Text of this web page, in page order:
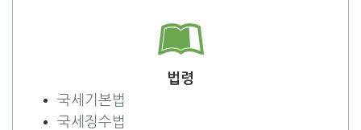
법령
국세기본법
국세징수법